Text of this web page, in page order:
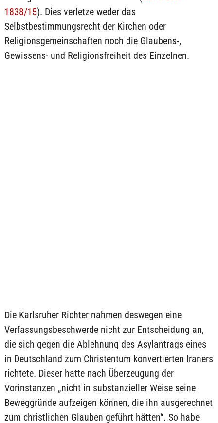
1838/15). Dies verletze weder das
Selbstbestimmungsrecht der Kirchen oder
Religionsgemeinschaften noch die Glaubens-,
Gewissens- und Religionsfreiheit des Einzelnen.
Die Karlsruher Richter nahmen deswegen eine
Verfassungsbeschwerde nicht zur Entscheidung an,
die sich gegen die Ablehnung des Asylantrags eines
in Deutschland zum Christentum konvertierten Iraners
richtete. Dieser hatte nach Überzeugung der
Vorinstanzen „nicht in substanzieller Weise seine
Beweggründe aufzeigen können, die ihn ausgerechnet
zum christlichen Glauben geführt hätten“. So habe